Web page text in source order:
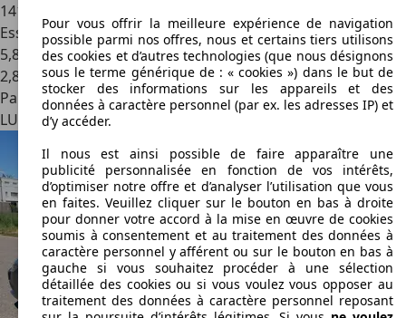
141.000 km
Essence
5,8 l/100 km (mixte)
2,8
Particulier
LU 7317Steinsel
Pour vous offrir la meilleure expérience de navigation
possible parmi nos offres, nous et certains tiers utilisons
des cookies et d’autres technologies (que nous désignons
sous le terme générique de : « cookies ») dans le but de
stocker des informations sur les appareils et des
données à caractère personnel (par ex. les adresses IP) et
d’y accéder.
Il nous est ainsi possible de faire apparaître une
publicité personnalisée en fonction de vos intérêts,
d’optimiser notre offre et d’analyser l’utilisation que vous
en faites. Veuillez cliquer sur le bouton en bas à droite
pour donner votre accord à la mise en œuvre de cookies
soumis à consentement et au traitement des données à
caractère personnel y afférent ou sur le bouton en bas à
gauche si vous souhaitez procéder à une sélection
détaillée des cookies ou si vous voulez vous opposer au
traitement des données à caractère personnel reposant